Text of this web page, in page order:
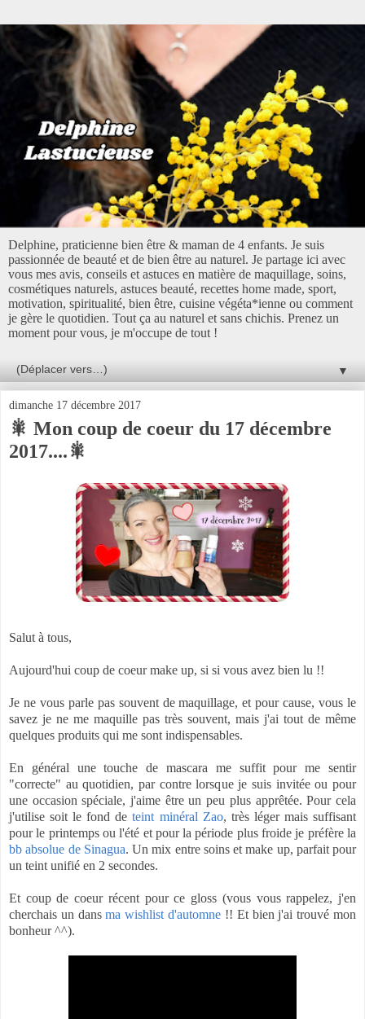
Delphine, praticienne bien être & maman de 4 enfants. Je suis
passionnée de beauté et de bien être au naturel. Je partage ici avec
vous mes avis, conseils et astuces en matière de maquillage, soins,
cosmétiques naturels, astuces beauté, recettes home made, sport,
motivation, spiritualité, bien être, cuisine végéta*ienne ou comment
je gère le quotidien. Tout ça au naturel et sans chichis. Prenez un
moment pour vous, je m'occupe de tout !
▼
dimanche 17 décembre 2017
🎇 Mon coup de coeur du 17 décembre
2017....🎇
Salut à tous,
Aujourd'hui coup de coeur make up, si si vous avez bien lu !!
Je ne vous parle pas souvent de maquillage, et pour cause, vous le
savez je ne me maquille pas très souvent, mais j'ai tout de même
quelques produits qui me sont indispensables.
En général une touche de mascara me suffit pour me sentir
"correcte" au quotidien, par contre lorsque je suis invitée ou pour
une occasion spéciale, j'aime être un peu plus apprêtée. Pour cela
j'utilise soit le fond deteint minéral Zao, très léger mais suffisant
pour le printemps ou l'été et pour la période plus froide je préfère la
bb absolue de Sinagua. Un mix entre soins et make up, parfait pour
un teint unifié en 2 secondes.
Et coup de coeur récent pour ce gloss (vous vous rappelez, j'en
cherchais un dansma wishlist d'automne !! Et bien j'ai trouvé mon
bonheur ^^).